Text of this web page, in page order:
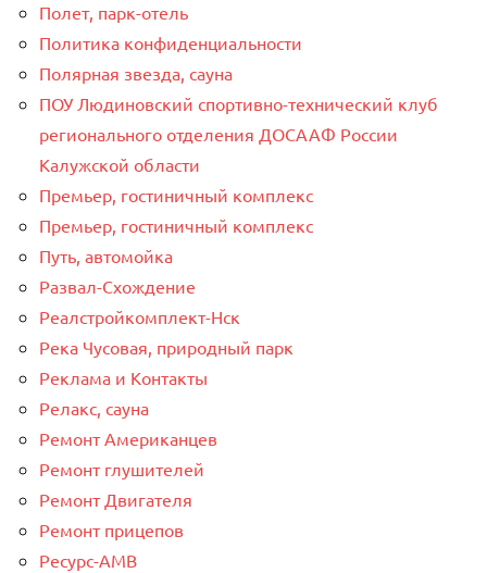
Полет, парк-отель
Политика конфиденциальности
Полярная звезда, сауна
ПОУ Людиновский спортивно-технический клуб
регионального отделения ДОСААФ России
Калужской области
Премьер, гостиничный комплекс
Премьер, гостиничный комплекс
Путь, автомойка
Развал-Схождение
Реалстройкомплект-Нск
Река Чусовая, природный парк
Реклама и Контакты
Релакс, сауна
Ремонт Американцев
Ремонт глушителей
Ремонт Двигателя
Ремонт прицепов
Ресурс-AMB